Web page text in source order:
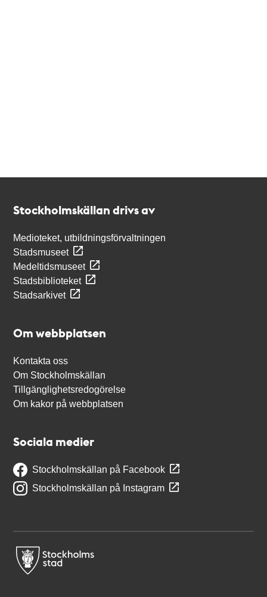
Stockholmskällan drivs av
Medioteket, utbildningsförvaltningen
Stadsmuseet
Medeltidsmuseet
Stadsbiblioteket
Stadsarkivet
Om webbplatsen
Kontakta oss
Om Stockholmskällan
Tillgänglighetsredogörelse
Om kakor på webbplatsen
Sociala medier
Stockholmskällan på Facebook
Stockholmskällan på Instagram